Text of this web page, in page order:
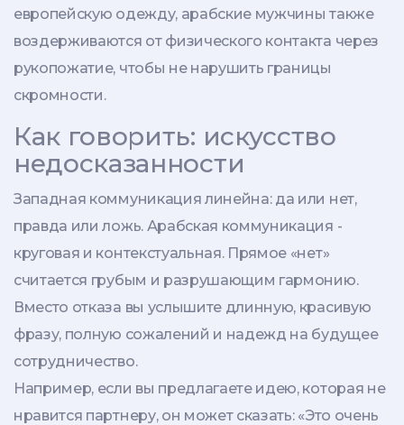
европейскую одежду, арабские мужчины также
воздерживаются от физического контакта через
рукопожатие, чтобы не нарушить границы
скромности.
Как говорить: искусство
недосказанности
Западная коммуникация линейна: да или нет,
правда или ложь. Арабская коммуникация -
круговая и контекстуальная. Прямое «нет»
считается грубым и разрушающим гармонию.
Вместо отказа вы услышите длинную, красивую
фразу, полную сожалений и надежд на будущее
сотрудничество.
Например, если вы предлагаете идею, которая не
нравится партнеру, он может сказать: «Это очень